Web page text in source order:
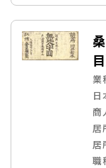
目
業
日
商
居
居
職